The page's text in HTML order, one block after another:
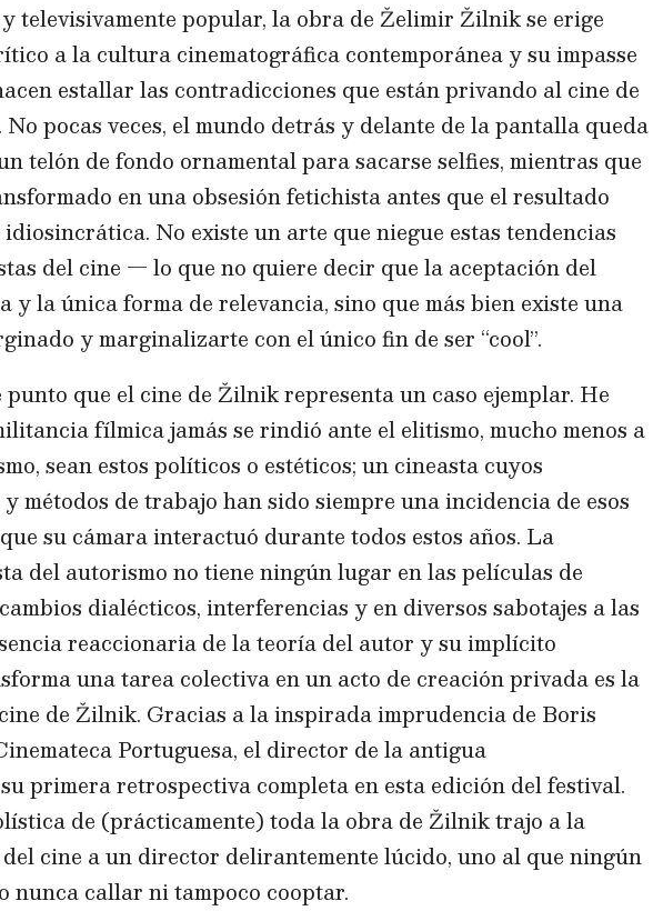
televisivamente popular, la obra de Želimir Žilnik se erige
a la cultura cinematográfica contemporánea y su impasse
estallar las contradicciones que están privando al cine de
pocas veces, el mundo detrás y delante de la pantalla queda
telón de fondo ornamental para sacarse selfies, mientras que
en una obsesión fetichista antes que el resultado
No existe un arte que niegue estas tendencias
del cine — lo que no quiere decir que la aceptación del
y la única forma de relevancia, sino que más bien existe una
y marginalizarte con el único fin de ser “cool”.
punto que el cine de Žilnik representa un caso ejemplar. He
fílmica jamás se rindió ante el elitismo, mucho menos a
sean estos políticos o estéticos; un cineasta cuyos
métodos de trabajo han sido siempre una incidencia de esos
su cámara interactuó durante todos estos años. La
del autorismo no tiene ningún lugar en las películas de
dialécticos, interferencias y en diversos sabotajes a las
reaccionaria de la teoría del autor y su implícito
una tarea colectiva en un acto de creación privada es la
de Žilnik. Gracias a la inspirada imprudencia de Boris
Portuguesa, el director de la antigua
primera retrospectiva completa en esta edición del festival.
de (prácticamente) toda la obra de Žilnik trajo a la
cine a un director delirantemente lúcido, uno al que ningún
nunca callar ni tampoco cooptar.